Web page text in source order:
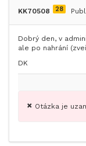
KK70508 28
Dobrý den, v
ale po nahrání
DK
Otázka je